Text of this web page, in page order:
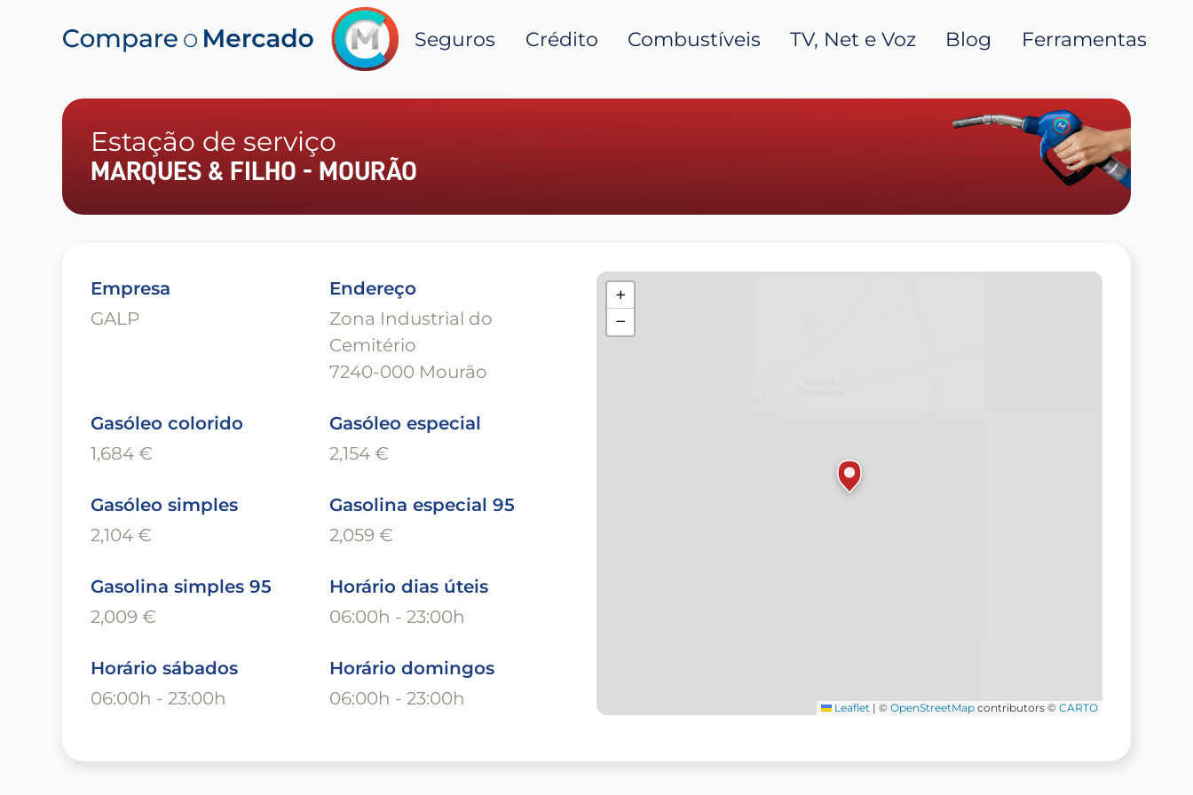
Seguros Crédito Combustíveis TV, Net e Voz Blog Ferramentas
Estação de serviço
MARQUES & FILHO - MOURÃO
Empresa
GALP
Endereço
Zona Industrial do
Cemitério
7240-000 Mourão
Gasóleo colorido
1,684 €
Gasóleo especial
2,154 €
Gasóleo simples
2,104 €
Gasolina especial 95
2,059 €
Gasolina simples 95
2,009 €
Horário dias úteis
06:00h - 23:00h
Horário sábados
06:00h - 23:00h
Horário domingos
06:00h - 23:00h
+
−
Leaflet | © OpenStreetMap contributors © CARTO